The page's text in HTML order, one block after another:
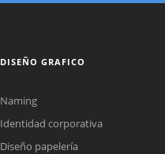
DISEÑO GRAFICO
Naming
Identidad corporativa
Diseño papelería